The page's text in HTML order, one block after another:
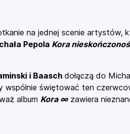
na jednej scenie artystów,
Pepola Kora
i Baasch dołączą do
wspólnie świętować ten
album Kora ∞zawiera